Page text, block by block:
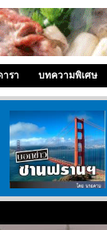
รา บทความพิเศษ
บอกข่าว ซานฟราน